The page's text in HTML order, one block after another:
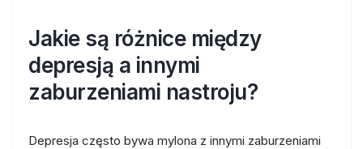
Jakie są różnice między
depresją a innymi
zaburzeniami nastroju?
Depresja często bywa mylona z innymi zaburzeniami